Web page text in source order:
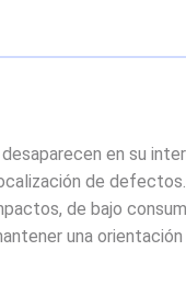
en su
de defectos.
de bajo
una orientación